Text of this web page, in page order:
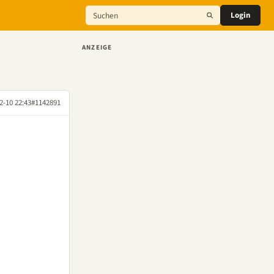
Login
10 22:43#1142891
ANZEIGE